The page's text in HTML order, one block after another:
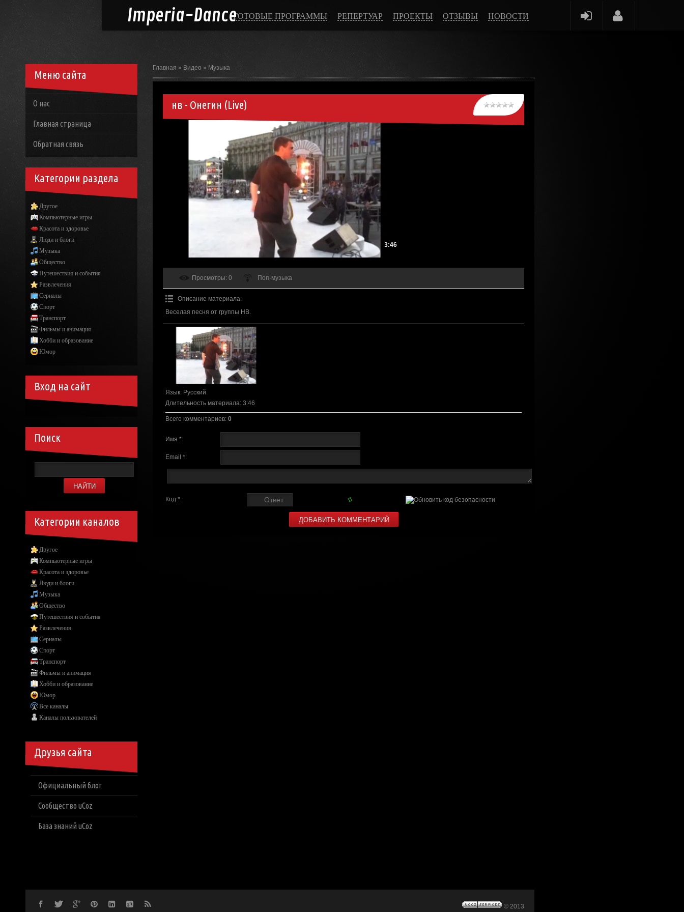
Imperia-DanceГОТОВЫЕ ПРОГРАММЫ РЕПЕРТУАР ПРОЕКТЫ ОТЗЫВЫ НОВОСТИ
Главная » Видео » Музыка
нв - Онегин (Live)
3:46
Просмотры: 0 Поп-музыка
Описание материала:
Веселая песня от группы НВ.
Язык: Русский
Длительность материала: 3:46
Всего комментариев: 0
Имя *:
Email *:
Код *:
Меню сайта
О нас
Главная страница
Обратная связь
Категории раздела
Другое
Компьютерные игры
Красота и здоровье
Люди и блоги
Музыка
Общество
Путешествия и события
Развлечения
Сериалы
Спорт
Транспорт
Фильмы и анимация
Хобби и образование
Юмор
Вход на сайт
Поиск
Категории каналов
Другое
Компьютерные игры
Красота и здоровье
Люди и блоги
Музыка
Общество
Путешествия и события
Развлечения
Сериалы
Спорт
Транспорт
Фильмы и анимация
Хобби и образование
Юмор
Все каналы
Каналы пользователей
Друзья сайта
Официальный блог
Сообщество uCoz
База знаний uCoz
© 2013